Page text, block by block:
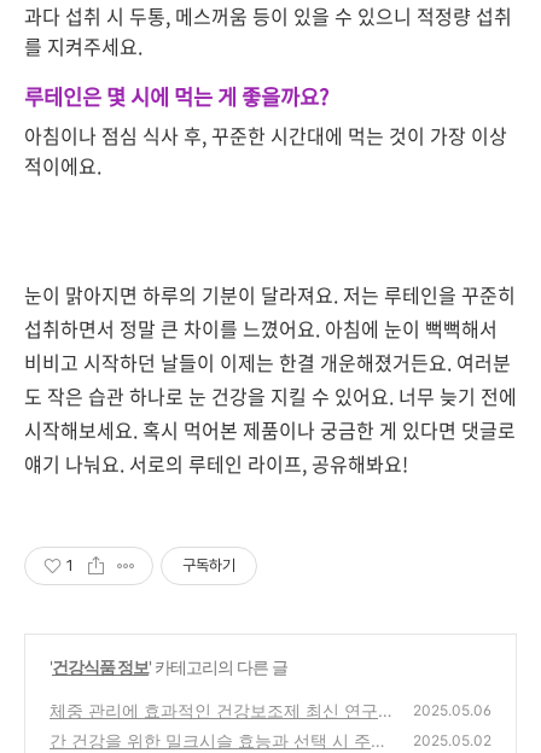
과다 섭취 시 두통, 메스꺼움 등이 있을 수 있으니 적정량 섭취
를 지켜주세요.
루테인은 몇 시에 먹는 게 좋을까요?
아침이나 점심 식사 후, 꾸준한 시간대에 먹는 것이 가장 이상
적이에요.
눈이 맑아지면 하루의 기분이 달라져요. 저는 루테인을 꾸준히
섭취하면서 정말 큰 차이를 느꼈어요. 아침에 눈이 뻑뻑해서
비비고 시작하던 날들이 이제는 한결 개운해졌거든요. 여러분
도 작은 습관 하나로 눈 건강을 지킬 수 있어요. 너무 늦기 전에
시작해보세요. 혹시 먹어본 제품이나 궁금한 게 있다면 댓글로
얘기 나눠요. 서로의 루테인 라이프, 공유해봐요!
1 구독하기
'건강식품 정보' 카테고리의 다른 글
체중 관리에 효과적인 건강보조제 최신 연구
분석
(0)
2025.05.06
간 건강을 위한 밀크시슬 효능과 선택 시 주의
2025.05.02